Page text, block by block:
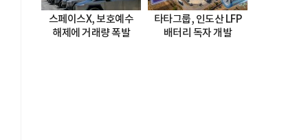
스페이스X, 보호예수
해제에 거래량 폭발
타타그룹, 인도산 LFP
배터리 독자 개발